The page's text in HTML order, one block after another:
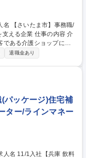
仕事の内容 介
である介護ショップにレ
きます。営業のサポート
業だけでなく、人と接す
与していけることがやり
色を出していけるのが、
し（ただし本人の希望が
たま
きる」を支える企業
退職金あり
ッケージ)住宅補
ター/ラインマネー